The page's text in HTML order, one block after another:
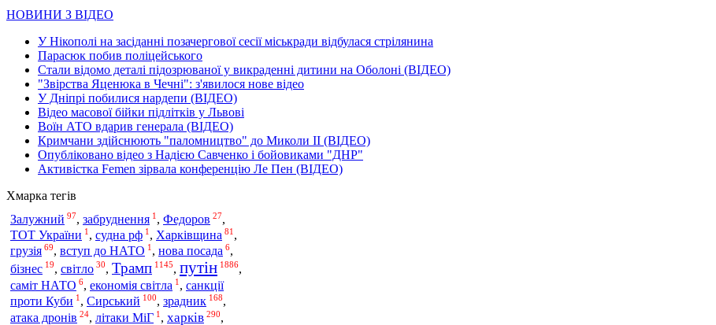
НОВИНИ З ВІДЕО
У Нікополі на засіданні позачергової сесії міськради відбулася стрілянина
Парасюк побив поліцейського
Стали відомо деталі підозрюваної у викраденні дитини на Оболоні (ВІДЕО)
"Звірства Яценюка в Чечні": з'явилося нове відео
У Дніпрі побилися нардепи (ВІДЕО)
Відео масової бійки підлітків у Львові
Воїн АТО вдарив генерала (ВІДЕО)
Кримчани здійснюють "паломництво" до Миколи ІІ (ВІДЕО)
Опубліковано відео з Надією Савченко і бойовиками "ДНР"
Активістка Femen зірвала конференцію Ле Пен (ВІДЕО)
Хмарка тегів
Залужний 97, забруднення 1 , Федоров 27,
ТОТ України 1 , судна рф 1 , Харківщина 81 ,
грузія 69, вступ до НАТО 1 , нова посада 6,
бізнес 19, світло 30, Трамп 1145, путін 1886,
саміт НАТО 6, економія світла 1 , санкції
проти Куби 1 , Сирський 100, зрадник 168,
атака дронів 24, літаки МіГ 1 , харків 290,